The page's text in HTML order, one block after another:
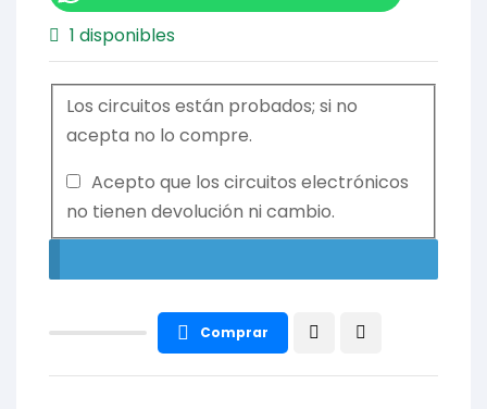
1 disponibles
Los circuitos están probados; si no
acepta no lo compre.
Acepto que los circuitos electrónicos
no tienen devolución ni cambio.
Comprar